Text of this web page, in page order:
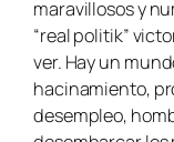
maravillosos y
“real politik”
ver. Hay un
hacinamiento,
desempleo,